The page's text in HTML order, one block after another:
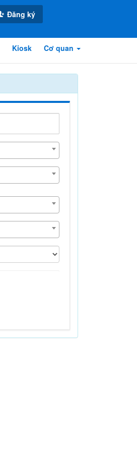
Đăng ký
Kiosk Cơ quan